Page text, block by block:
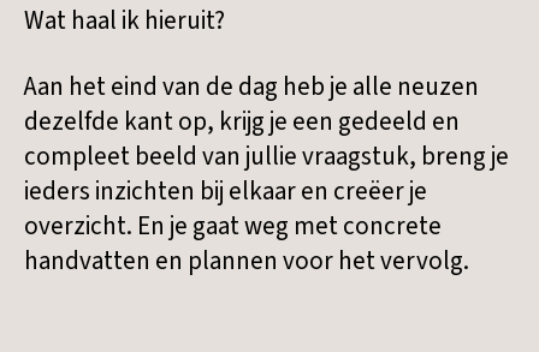
Wat haal ik hieruit?
Aan het eind van de dag heb je alle neuzen
dezelfde kant op, krijg je een gedeeld en
compleet beeld van jullie vraagstuk, breng je
ieders inzichten bij elkaar en creëer je
overzicht. En je gaat weg met concrete
handvatten en plannen voor het vervolg.